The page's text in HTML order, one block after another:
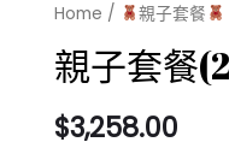
Home / 親子套餐
親子套餐
$3,258.00